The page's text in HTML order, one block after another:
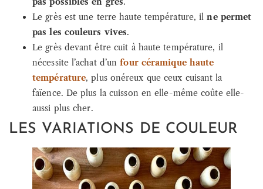
Le grès est une terre haute température, ilne permet
pas les couleurs vives.
Le grès devant être cuit à haute température, il
nécessite l’achat d’unfour céramique haute
température, plus onéreux que ceux cuisant la
faïence. De plus la cuisson en elle-même coûte elle-
aussi plus cher.
LES VARIATIONS DE COULEUR